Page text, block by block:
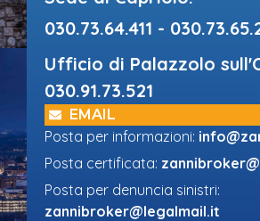
030.73.64.411 -
Ufficio di Palazzolo
030.91.73.521
EMAIL
Posta per informazioni:
Posta certificata:
Posta per denuncia sinistri:
zannibroker@legalmail.it